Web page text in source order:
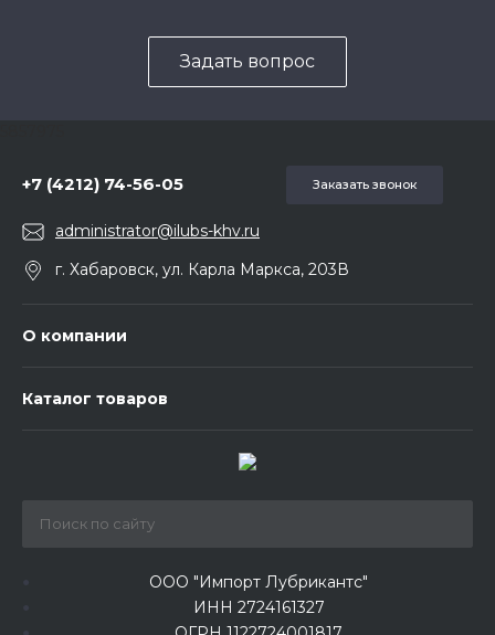
Задать вопрос
+7 (4212) 74-56-05 Заказать звонок
administrator@ilubs-khv.ru
г. Хабаровск, ул. Карла Маркса, 203В
О компании
Каталог товаров
ООО "Импорт Лубрикантс"
ИНН 2724161327